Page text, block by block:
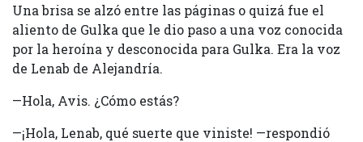
Una brisa se alzó entre las páginas o quizá fue el
aliento de Gulka que le dio paso a una voz conocida
por la heroína y desconocida para Gulka. Era la voz
de Lenab de Alejandría.
—Hola, Avis. ¿Cómo estás?
—¡Hola, Lenab, qué suerte que viniste! —respondió